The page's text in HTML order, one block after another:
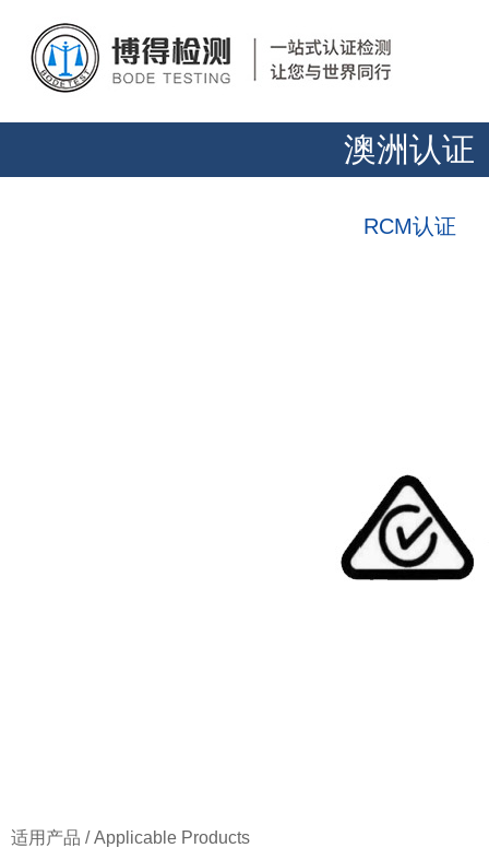
澳洲认证
RCM认证
适用产品 / Applicable Products